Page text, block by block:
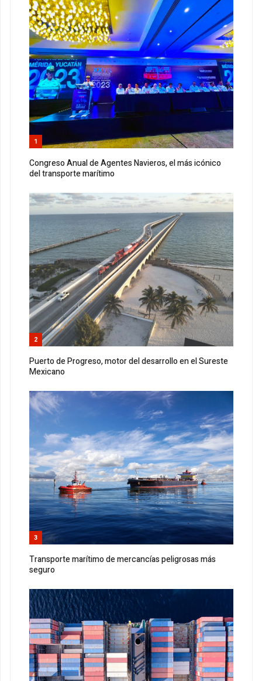
1
Congreso Anual de Agentes Navieros, el más icónico
del transporte marítimo
2
Puerto de Progreso, motor del desarrollo en el Sureste
Mexicano
3
Transporte marítimo de mercancías peligrosas más
seguro